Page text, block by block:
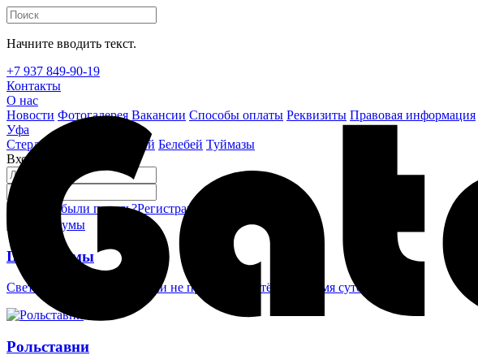
Начните вводить текст.
+7 937 849-90-19
Контакты
О нас
Новости Фотогалерея Вакансии Способы оплаты Реквизиты Правовая информация
Уфа
Стерлитамак
Октябрьский Белебей Туймазы
Вход на сайт
Забыли пароль?Регистрация
Шлагбаумы
Светоотражающие наклейки не проглядеть в тёмное время суток
Рольставни